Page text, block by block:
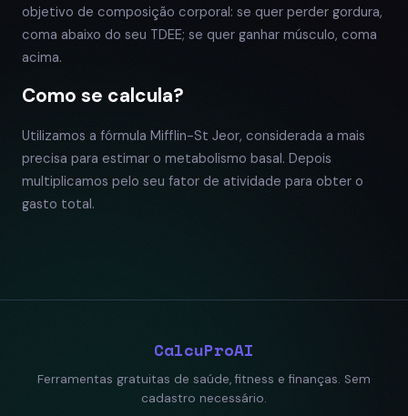
objetivo de composição corporal: se quer perder gordura,
coma abaixo do seu TDEE; se quer ganhar músculo, coma
acima.
Como se calcula?
Utilizamos a fórmula Mifflin-St Jeor, considerada a mais
precisa para estimar o metabolismo basal. Depois
multiplicamos pelo seu fator de atividade para obter o
gasto total.
CalcuProAI
Ferramentas gratuitas de saúde, fitness e finanças. Sem
cadastro necessário.